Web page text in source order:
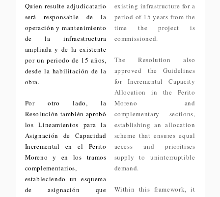
Quien resulte adjudicatario
será responsable de la
operación y mantenimiento
de la infraestructura
ampliada y de la existente
por un periodo de 15 años,
desde la habilitación de la
obra.
Por otro lado, la
Resolución también aprobó
los Lineamientos para la
Asignación de Capacidad
Incremental en el Perito
Moreno y en los tramos
complementarios,
estableciendo un esquema
de asignación que
existing infrastructure for a
period of 15 years from the
time the project is
commissioned.
The Resolution also
approved the Guidelines
for Incremental Capacity
Allocation in the Perito
Moreno and
complementary sections,
establishing an allocation
scheme that ensures equal
access and prioritises
supply to uninterruptible
demand.
Within this framework, it